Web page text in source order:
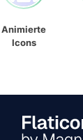
Animierte
Icons